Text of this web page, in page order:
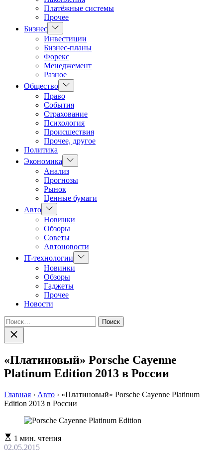
Платёжные системы
Прочее
Бизнес Показать
подменю
Инвестиции
Бизнес-планы
Форекс
Менеджемент
Разное
Общество Показать
подменю
Право
События
Страхование
Психология
Происшествия
Прочее, другое
Политика
Экономика
Показать
подменю
Анализ
Прогнозы
Рынок
Ценные бумаги
Авто Показать
подменю
Новинки
Обзоры
Советы
Автоновости
IT-технологии
Показать
подменю
Новинки
Обзоры
Гаджеты
Прочее
Новости
Найти:
Закрыть
поиск
«Платиновый» Porsche Cayenne
Platinum Edition 2013 в России
Главная › Авто › «Платиновый» Porsche Cayenne Platinum
Edition 2013 в России
Расчетное
время
1 мин. чтения
02.05.2015